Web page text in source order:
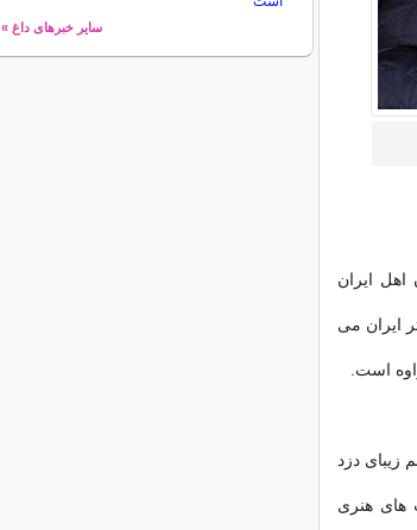
تلویزیون اهل ایران
ایران می
است.
شروع کرد. فیلم زیبای دزد
های هنری
سایر خبرهای داغ »